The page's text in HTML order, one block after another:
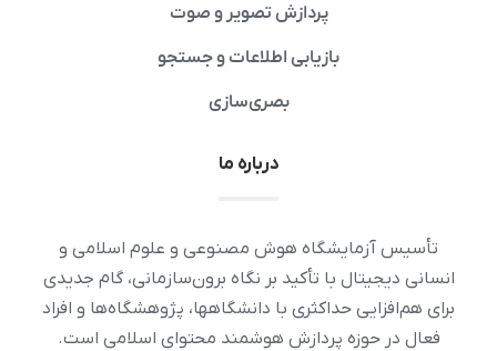
پردازش تصویر و صوت
بازیابی اطلاعات و جستجو
بصری‌سازی
درباره ما
تأسیس آزمایشگاه هوش مصنوعی و علوم اسلامی و
انسانی دیجیتال با تأکید بر نگاه برون‌سازمانی، گام جدیدی
برای هم‌افزایی حداکثری با دانشگاهها، پژوهشگاه‌ها و افراد
فعال در حوزه پردازش هوشمند محتوای اسلامی است.